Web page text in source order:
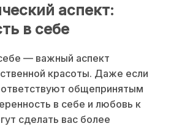
аспект:
в себе
— важный аспект
красоты. Даже если
общепринятым
в себе и любовь к
сделать вас более